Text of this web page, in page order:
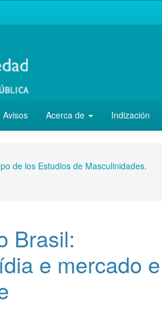
Avisos Acerca de Indización
de los Estudios de Masculinidades.
Brasil:
e mercado e